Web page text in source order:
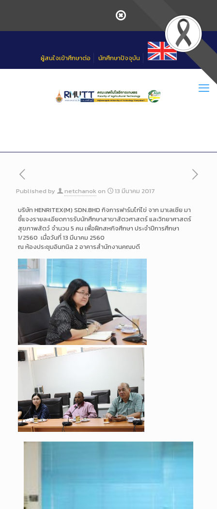
ผู้สนใจเข้าศึกษาต่อ นักศึกษาปัจจุบัน
Published by netchanok on 13 มีนาคม 2017
บริษัท HENRITEX(M) SDN.BHD กิจการฟาร์มไก่ไข่ จาก มาเลเซีย มา
ชี้แจงรายละเอียดการรับนักศึกษาสาขาสัตวศาสตร์ และวิทยาศาสตร์
สุขภาพสัตว์ จำนวน 5 คน เพื่อฝึกสหกิจศึกษา ประจำปีการศึกษา
1/2560 เมื่อวันที่ 13 มีนาคม 2560
ณ ห้องประชุมอินทนิล 2 อาคารสำนักงานคณบดี